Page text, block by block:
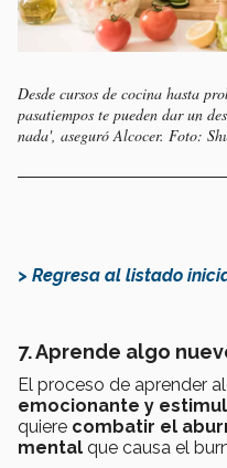
Desde cursos de cocina hasta
pasatiempos te pueden dar un
nada', aseguró Alcocer. Foto:
> Regresa al listado
7. Aprende algo
El proceso de aprender
emocionante y
quiere combatir el
mental que causa el